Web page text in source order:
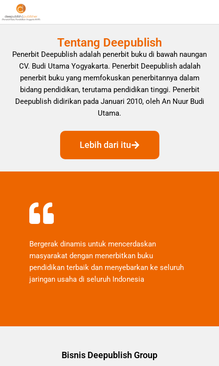
Tentang Deepublish
Penerbit Deepublish adalah penerbit buku di bawah naungan
CV. Budi Utama Yogyakarta. Penerbit Deepublish adalah
penerbit buku yang memfokuskan penerbitannya dalam
bidang pendidikan, terutama pendidikan tinggi. Penerbit
Deepublish didirikan pada Januari 2010, oleh An Nuur Budi
Utama.
Lebih dari itu
Bergerak dinamis untuk mencerdaskan
masyarakat dengan menerbitkan buku
pendidikan terbaik dan menyebarkan ke seluruh
jaringan usaha di seluruh Indonesia
Bisnis Deepublish Group